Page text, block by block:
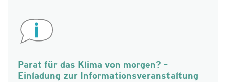
Parat für das Klima von morgen? –
Einladung zur Informationsveranstaltung